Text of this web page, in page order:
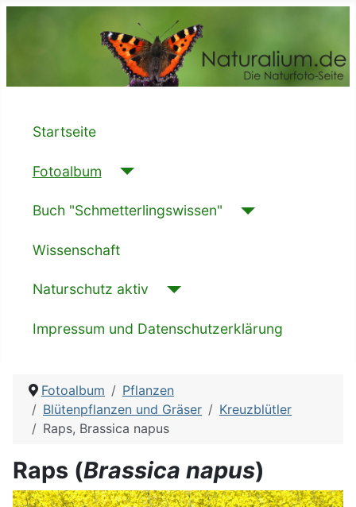
Startseite
Fotoalbum
Buch "Schmetterlingswissen"
Wissenschaft
Naturschutz aktiv
Impressum und Datenschutzerklärung
Fotoalbum
Pflanzen
Blütenpflanzen und Gräser
Kreuzblütler
Raps, Brassica napus
Raps (Brassica napus)